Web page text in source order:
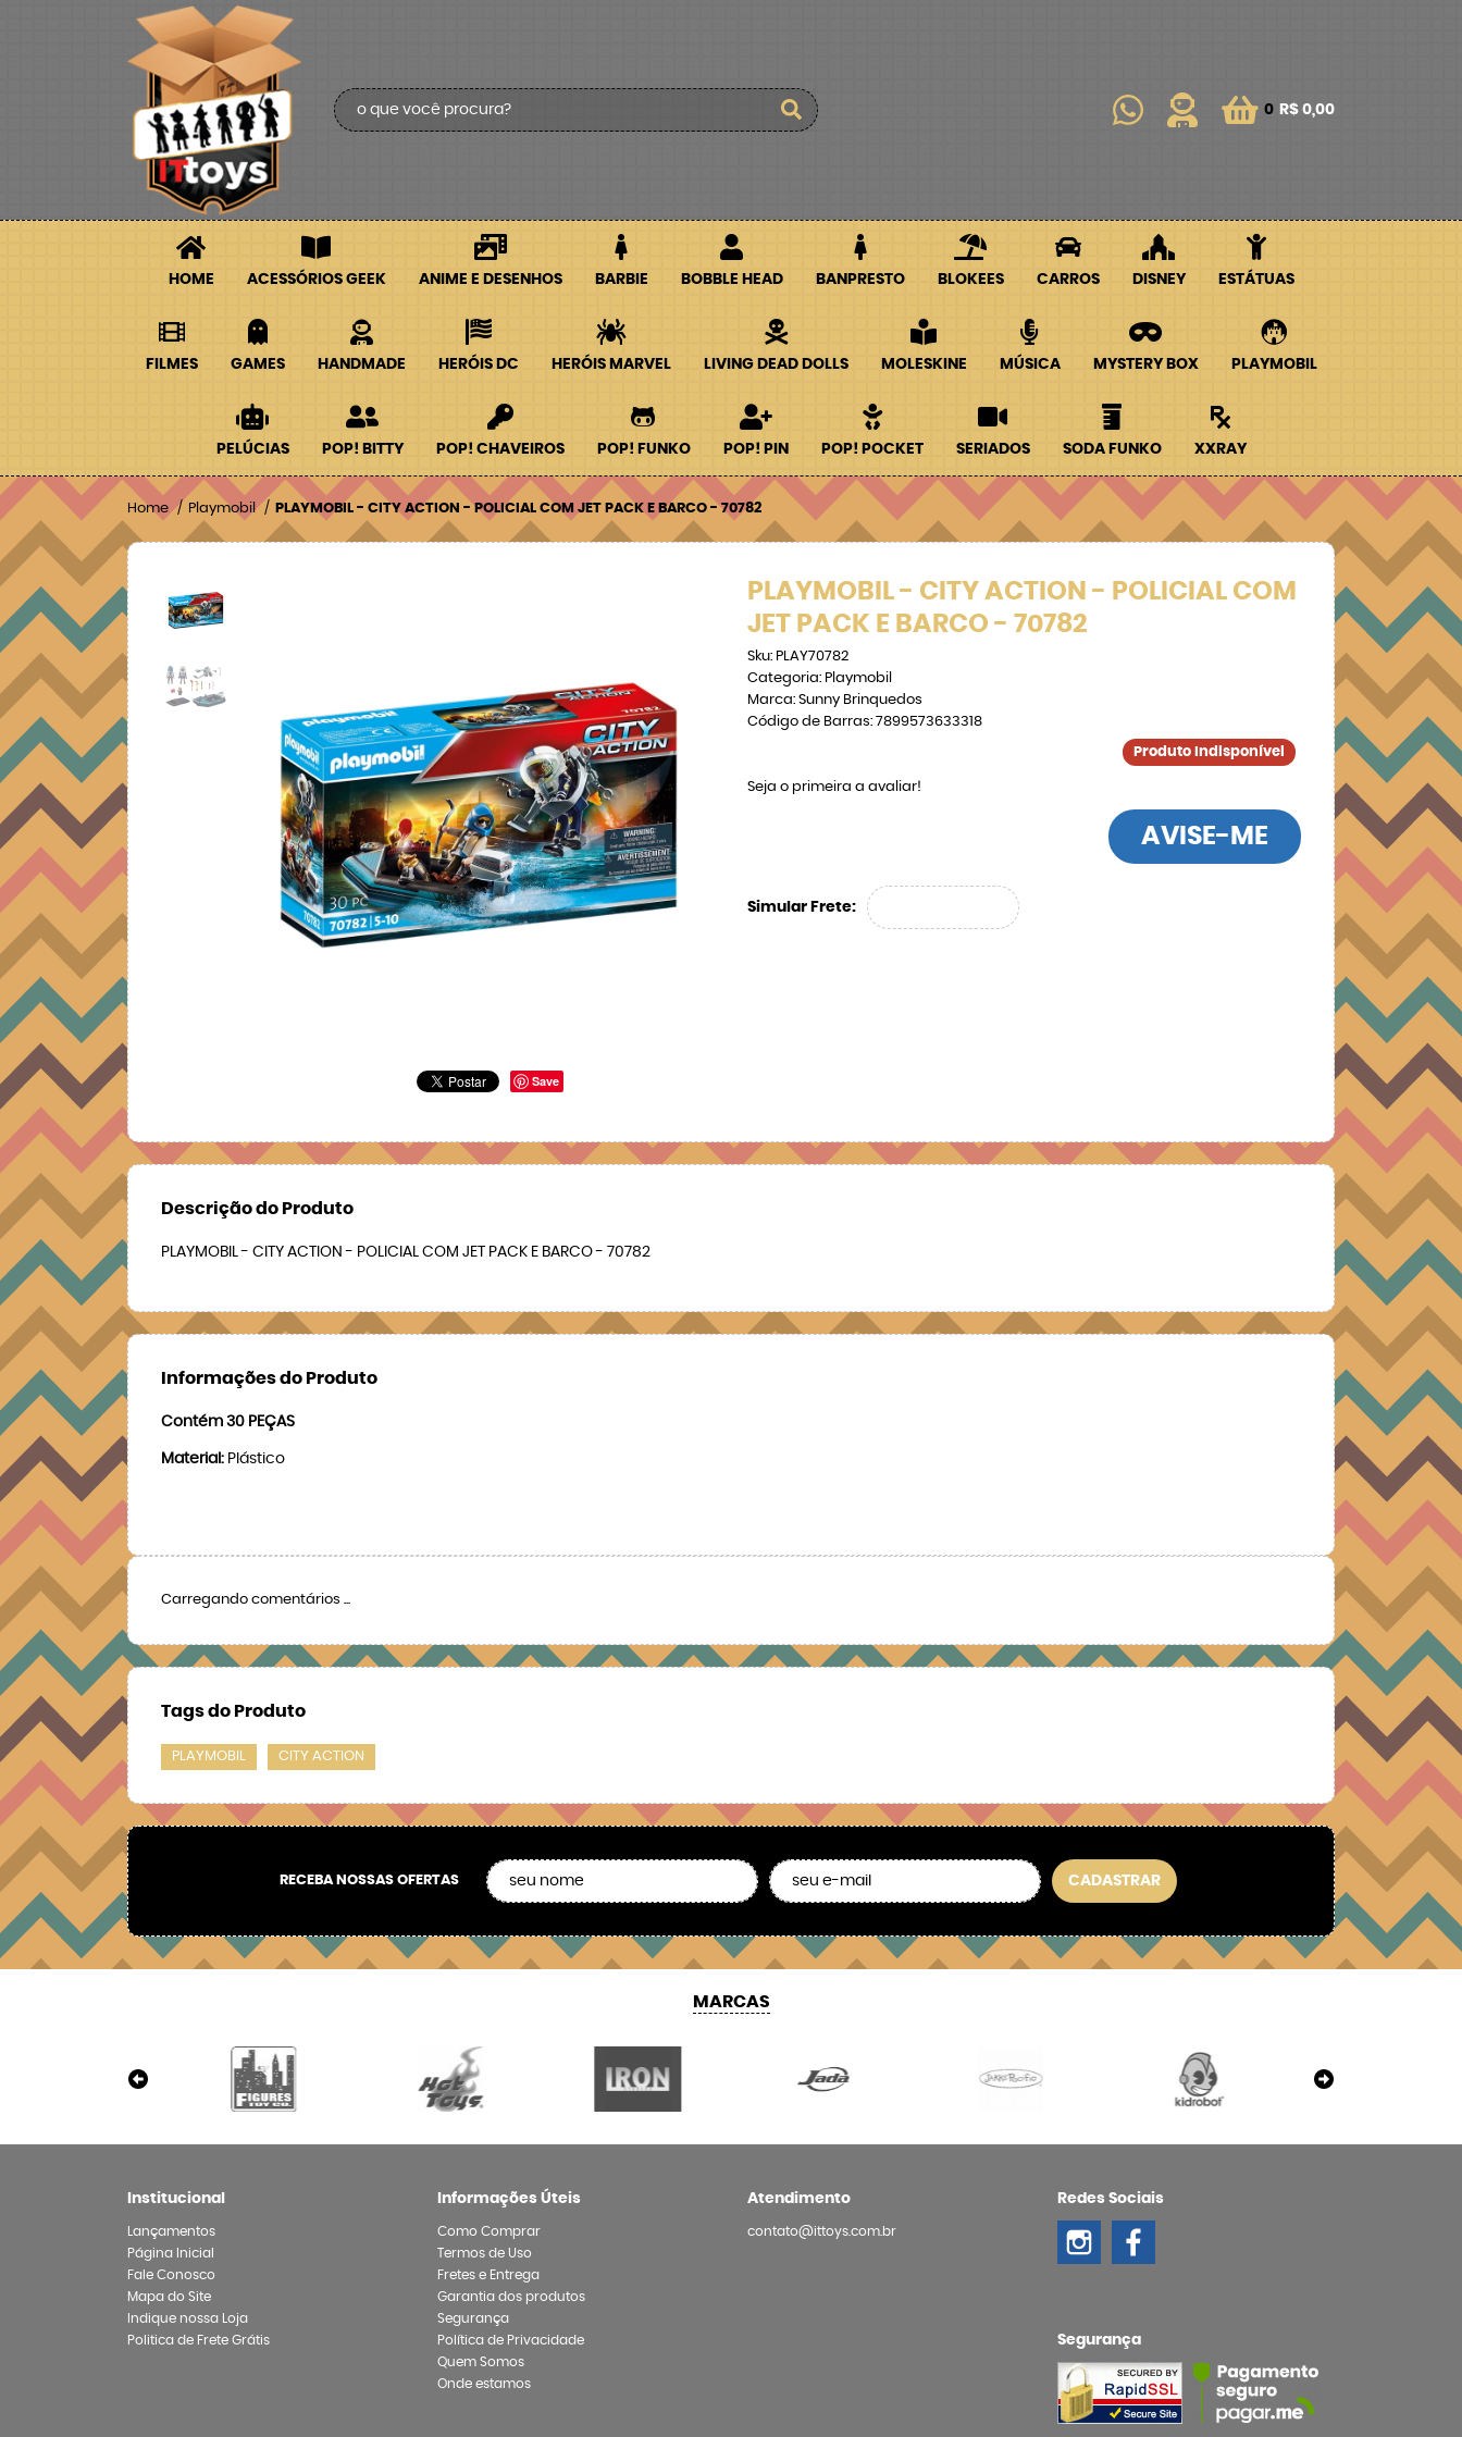
0 R$ 0,00
HOME ACESSÓRIOS GEEK ANIME E DESENHOS BARBIE BOBBLE HEAD BANPRESTO BLOKEES CARROS DISNEY ESTÁTUAS
FILMES GAMES HANDMADE HERÓIS DC HERÓIS MARVEL LIVING DEAD DOLLS MOLESKINE MÚSICA MYSTERY BOX PLAYMOBIL
PELÚCIAS POP! BITTY POP! CHAVEIROS POP! FUNKO POP! PIN POP! POCKET SERIADOS SODA FUNKO XXRAY
Home Playmobil PLAYMOBIL - CITY ACTION - POLICIAL COM JET PACK E BARCO - 70782
Save
PLAYMOBIL - CITY ACTION - POLICIAL COM
JET PACK E BARCO - 70782
Sku: PLAY70782
Categoria: Playmobil
Marca: Sunny Brinquedos
Código de Barras: 7899573633318
Produto Indisponível
Seja o primeira a avaliar!
AVISE-ME
Simular Frete:
Descrição do Produto
PLAYMOBIL - CITY ACTION - POLICIAL COM JET PACK E BARCO - 70782
Informações do Produto
Contém 30 PEÇAS
Material: Plástico
Carregando comentários ...
Tags do Produto
PLAYMOBIL CITY ACTION
RECEBA NOSSAS OFERTAS CADASTRAR
MARCAS
Institucional
Lançamentos
Página Inicial
Fale Conosco
Mapa do Site
Indique nossa Loja
Politica de Frete Grátis
Informações Úteis
Como Comprar
Termos de Uso
Fretes e Entrega
Garantia dos produtos
Segurança
Política de Privacidade
Quem Somos
Onde estamos
Atendimento
contato@ittoys.com.br
Redes Sociais
Segurança